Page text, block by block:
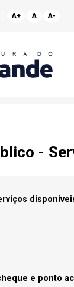
A+ A A-
-
e ponto